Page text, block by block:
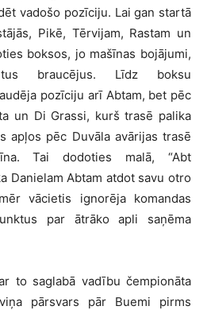
vadošo pozīciju. Lai gan startā
Pikē, Tērvijam, Rastam un
boksos, jo mašīnas bojājumi,
braucējus. Līdz boksu
pozīciju arī Abtam, bet pēc
un Di Grassi, kurš trasē palika
apļos pēc Duvāla avārijas trasē
Tai dodoties malā, “Abt
Danielam Abtam atdot savu otro
vācietis ignorēja komandas
par ātrāko apli saņēma
to saglabā vadību čempionāta
pārsvars pār Buemi pirms